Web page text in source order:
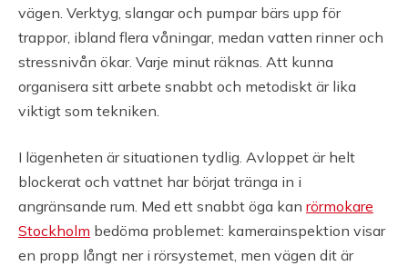
vägen. Verktyg, slangar och pumpar bärs upp för
trappor, ibland flera våningar, medan vatten rinner och
stressnivån ökar. Varje minut räknas. Att kunna
organisera sitt arbete snabbt och metodiskt är lika
viktigt som tekniken.
I lägenheten är situationen tydlig. Avloppet är helt
blockerat och vattnet har börjat tränga in i
angränsande rum. Med ett snabbt öga kan rörmokare
Stockholm bedöma problemet: kamerainspektion visar
en propp långt ner i rörsystemet, men vägen dit är